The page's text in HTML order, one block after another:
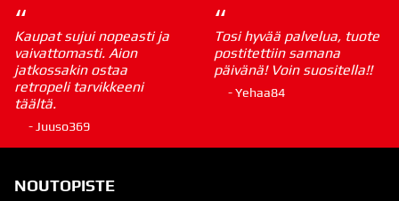
“
Kaupat sujui nopeasti ja
vaivattomasti. Aion
jatkossakin ostaa
retropeli tarvikkeeni
täältä.
- Juuso369
“
Tosi hyvää palvelua, tuote
postitettiin samana
päivänä! Voin suositella!!
- Yehaa84
NOUTOPISTE